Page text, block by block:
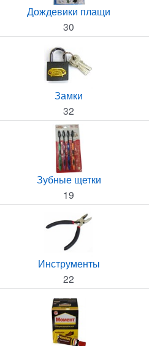
Дождевики плащи
30
Замки
32
Зубные щетки
19
Инструменты
22